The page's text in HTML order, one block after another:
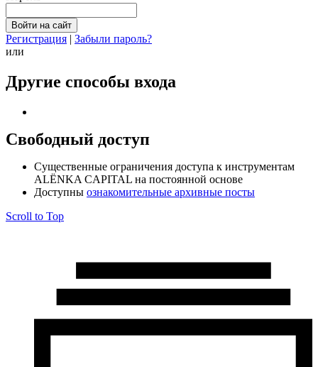
Регистрация | Забыли пароль?
или
Другие способы входа
Свободный доступ
Cущественные ограничения доступа к инструментам
ALЁNKA CAPITAL на постоянной основе
Доступны ознакомительные архивные посты
Scroll to Top